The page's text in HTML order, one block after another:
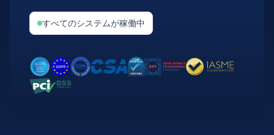
すべてのシステムが稼働中